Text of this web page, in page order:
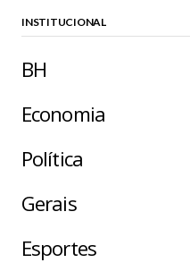
INSTITUCIONAL
BH
Economia
Política
Gerais
Esportes